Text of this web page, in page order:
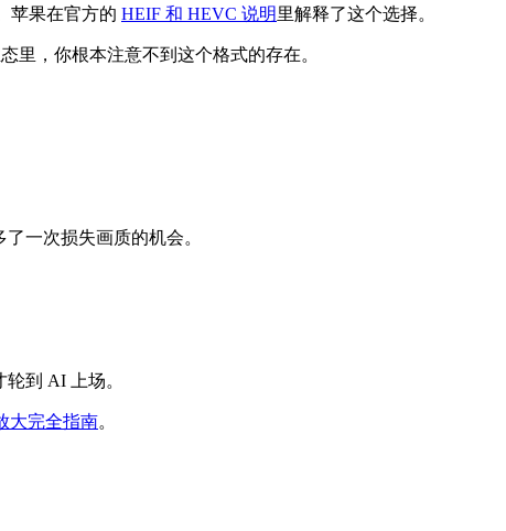
苹果在官方的 HEIF 和 HEVC 说明里解释了这个选择。
里，你根本注意不到这个格式的存在。
一次损失画质的机会。
到 AI 上场。
大完全指南。